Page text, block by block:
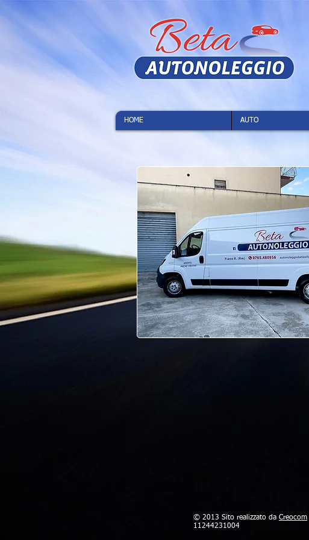
HOME AUTO
© 2013 Sito realizzato da Creocom
11244231004